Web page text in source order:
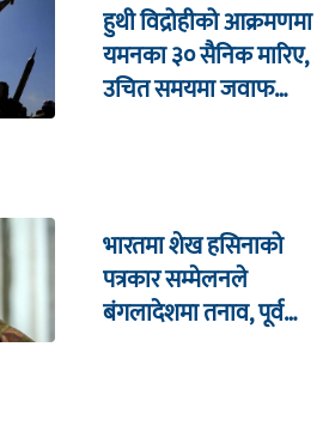
हुथी विद्रोहीको आक्रमणमा
यमनका ३० सैनिक मारिए,
उचित समयमा जवाफ
भारतमा शेख हसिनाको
पत्रकार सम्मेलनले
बंगलादेशमा तनाव, पूर्व